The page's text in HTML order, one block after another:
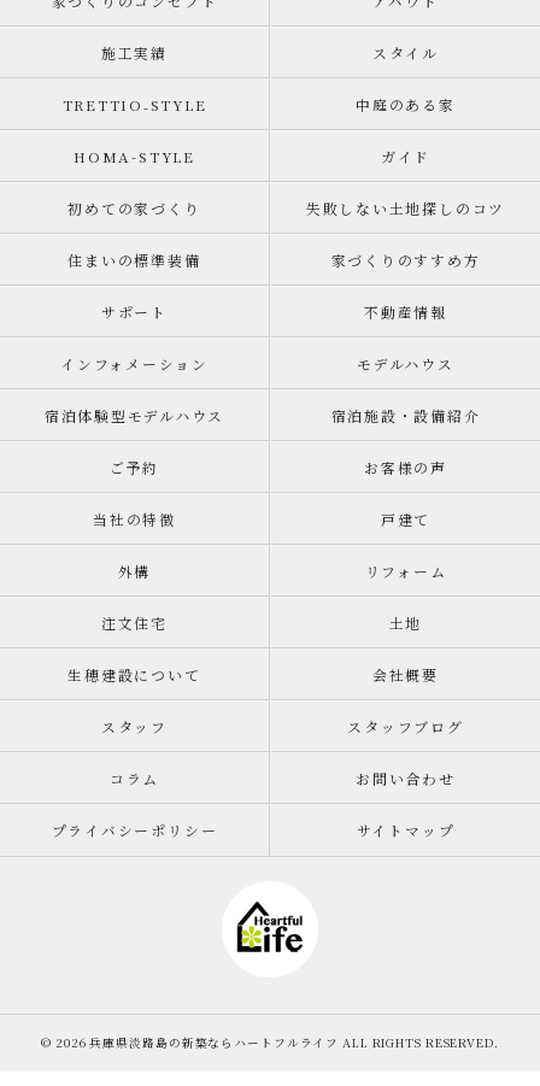
施工実績 スタイル
TRETTIO₋STYLE 中庭のある家
HOMA-STYLE ガイド
初めての家づくり 失敗しない土地探しのコツ
住まいの標準装備 家づくりのすすめ方
サポート 不動産情報
インフォメーション モデルハウス
宿泊体験型モデルハウス 宿泊施設・設備紹介
ご予約 お客様の声
当社の特徴 戸建て
外構 リフォーム
注文住宅 土地
生穂建設について 会社概要
スタッフ スタッフブログ
コラム お問い合わせ
プライバシーポリシー サイトマップ
© 2026 兵庫県淡路島の新築ならハートフルライフ ALL RIGHTS RESERVED.